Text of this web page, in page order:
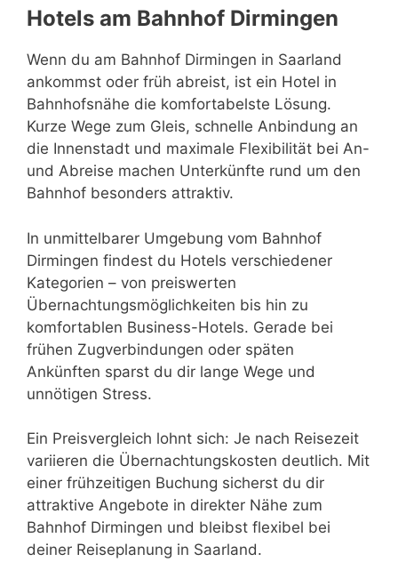
Hotels am Bahnhof Dirmingen
Wenn du am Bahnhof Dirmingen in Saarland
ankommst oder früh abreist, ist ein Hotel in
Bahnhofsnähe die komfortabelste Lösung.
Kurze Wege zum Gleis, schnelle Anbindung an
die Innenstadt und maximale Flexibilität bei An-
und Abreise machen Unterkünfte rund um den
Bahnhof besonders attraktiv.
In unmittelbarer Umgebung vom Bahnhof
Dirmingen findest du Hotels verschiedener
Kategorien – von preiswerten
Übernachtungsmöglichkeiten bis hin zu
komfortablen Business-Hotels. Gerade bei
frühen Zugverbindungen oder späten
Ankünften sparst du dir lange Wege und
unnötigen Stress.
Ein Preisvergleich lohnt sich: Je nach Reisezeit
variieren die Übernachtungskosten deutlich. Mit
einer frühzeitigen Buchung sicherst du dir
attraktive Angebote in direkter Nähe zum
Bahnhof Dirmingen und bleibst flexibel bei
deiner Reiseplanung in Saarland.